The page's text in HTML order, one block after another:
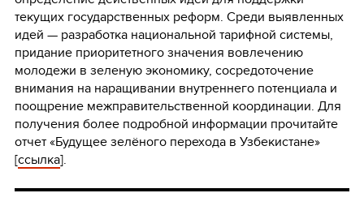
текущих государственных реформ. Среди выявленных
идей — разработка национальной тарифной системы,
придание приоритетного значения вовлечению
молодежи в зеленую экономику, сосредоточение
внимания на наращивании внутреннего потенциала и
поощрение межправительственной координации. Для
получения более подробной информации прочитайте
отчет «Будущее зелёного перехода в Узбекистане»
[ссылка].